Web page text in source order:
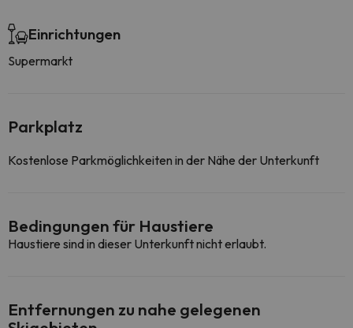
Einrichtungen
Supermarkt
Parkplatz
Kostenlose Parkmöglichkeiten in der Nähe der Unterkunft
Bedingungen für Haustiere
Haustiere sind in dieser Unterkunft nicht erlaubt.
Entfernungen zu nahe gelegenen